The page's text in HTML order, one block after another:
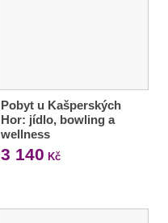
Pobyt u Kašperských
Hor: jídlo, bowling a
wellness
3 140 Kč